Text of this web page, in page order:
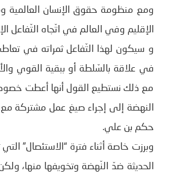
ومع منظومة حقوق الإنسان العالمية
الإقليم وفي العالم في اتّجاه التّفاعل
و سيكون لهذا التّفاعل ثمراته في
في علاقة بالسّلطة أو ببقية القوي
مع ذلك نستطيع القول أنها أعطت
النهضة إلى إجراء صيغ عمل مشتركة مع
حكم بن علي.
الحديثة ضدّ النّهضة وتخويفها منها،